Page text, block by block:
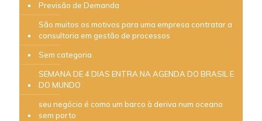
Previsão de Demanda
São muitos os motivos para uma empresa contratar a
consultoria em gestão de processos
Sem categoria
SEMANA DE 4 DIAS ENTRA NA AGENDA DO BRASIL E
DO MUNDO
seu negócio é como um barco à deriva num oceano
sem porto